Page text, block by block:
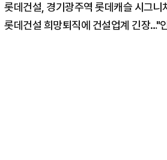
롯데건설, 경기광주역 롯데캐슬 시그니
롯데건설 희망퇴직에 건설업계 긴장…"